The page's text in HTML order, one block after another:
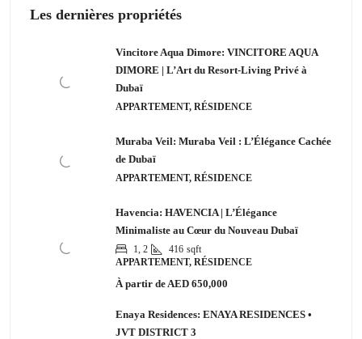
Les dernières propriétés
Vincitore Aqua Dimore: VINCITORE AQUA
DIMORE | L’Art du Resort-Living Privé à
Dubaï
APPARTEMENT, RÉSIDENCE
Muraba Veil: Muraba Veil : L’Élégance Cachée
de Dubaï
APPARTEMENT, RÉSIDENCE
Havencia: HAVENCIA | L’Élégance
Minimaliste au Cœur du Nouveau Dubaï
1, 2 416 sqft
APPARTEMENT, RÉSIDENCE
À partir de AED 650,000
Enaya Residences: ENAYA RESIDENCES •
JVT DISTRICT 3